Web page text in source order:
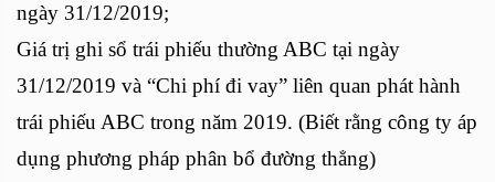
ngày 31/12/2019;
Giá trị ghi sổ trái phiếu thường ABC tại ngày
31/12/2019 và “Chi phí đi vay” liên quan phát hành
trái phiếu ABC trong năm 2019. (Biết rằng công ty áp
dụng phương pháp phân bổ đường thẳng)